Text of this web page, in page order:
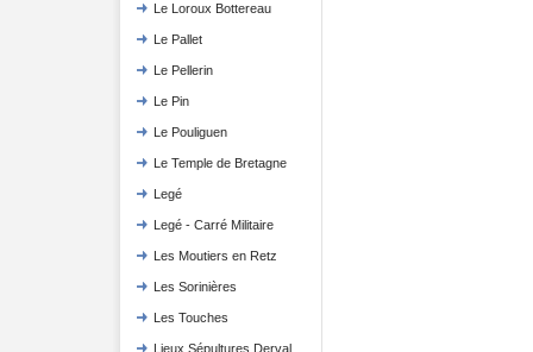
Le Loroux Bottereau
Le Pallet
Le Pellerin
Le Pin
Le Pouliguen
Le Temple de Bretagne
Legé
Legé - Carré Militaire
Les Moutiers en Retz
Les Sorinières
Les Touches
Lieux Sépultures Derval